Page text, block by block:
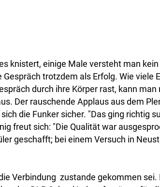
knistert, einige Male versteht man
trotzdem als Erfolg. Wie viele
durch ihre Körper rast, kann
Der rauschende Applaus aus dem
die Funker sicher. "Das ging richtig
freut sich: "Die Qualität war
geschafft; bei einem Versuch in
Verbindung zustande gekommen